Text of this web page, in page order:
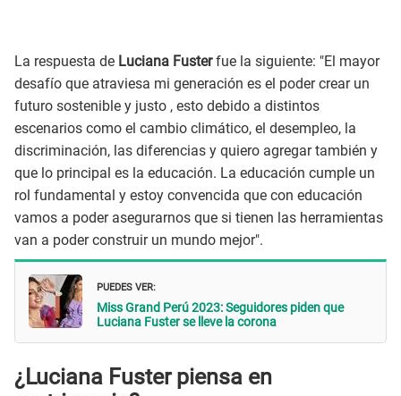
La respuesta de Luciana Fusterfue la siguiente: "El mayor
desafío que atraviesa mi generación es el poder crear un
futuro sostenible y justo , esto debido a distintos
escenarios como el cambio climático, el desempleo, la
discriminación, las diferencias y quiero agregar también y
que lo principal es la educación. La educación cumple un
rol fundamental y estoy convencida que con educación
vamos a poder asegurarnos que si tienen las herramientas
van a poder construir un mundo mejor".
PUEDES VER:
Miss Grand Perú 2023: Seguidores piden que
Luciana Fuster se lleve la corona
¿Luciana Fuster piensa en